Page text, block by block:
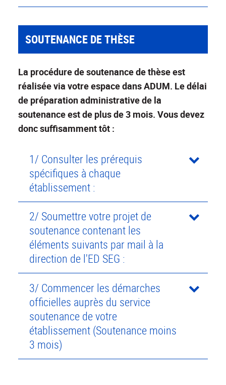
SOUTENANCE DE THÈSE
La procédure de soutenance de thèse est
réalisée via votre espace dans ADUM. Le délai
de préparation administrative de la
soutenance est de plus de 3 mois. Vous devez
donc suffisamment tôt :
1/ Consulter les prérequis
spécifiques à chaque
établissement :
2/ Soumettre votre projet de
soutenance contenant les
éléments suivants par mail à la
direction de l'ED SEG :
3/ Commencer les démarches
officielles auprès du service
soutenance de votre
établissement (Soutenance moins
3 mois)